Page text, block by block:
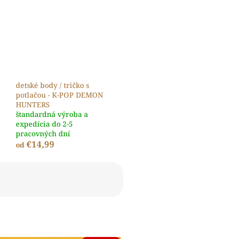
detské body / tričko s
potlačou - K-POP DEMON
HUNTERS
štandardná výroba a
expedícia do 2-5
pracovných dní
od €14,99